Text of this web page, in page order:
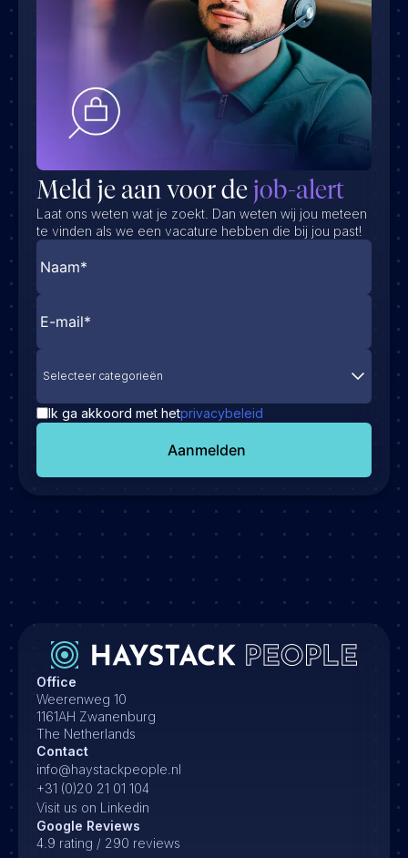
Meld je aan voor dejob-alert
Laat ons weten wat je zoekt. Dan weten wij jou meteen
te vinden als we een vacature hebben die bij jou past!
Selecteer categorieën
Ik ga akkoord met hetprivacybeleid
Aanmelden
Office
Weerenweg 10
1161AH Zwanenburg
The Netherlands
Contact
info@haystackpeople.nl
+31 (0)20 21 01 104
Visit us on Linkedin
Google Reviews
4.9 rating / 290 reviews